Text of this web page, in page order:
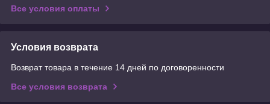
Все условия оплаты
Условия возврата
Возврат товара в течение 14 дней по договоренности
Все условия возврата